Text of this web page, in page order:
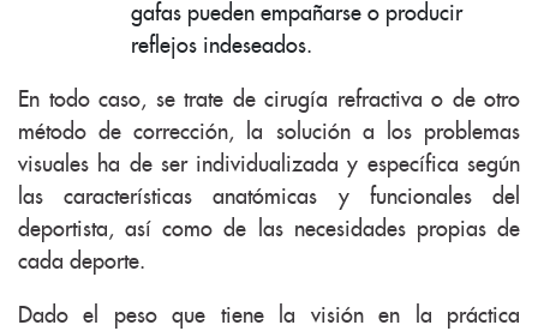
gafas pueden empañarse o producir
reflejos indeseados.
En todo caso, se trate de cirugía refractiva o de otro
método de corrección, la solución a los problemas
visuales ha de ser individualizada y específica según
las características anatómicas y funcionales del
deportista, así como de las necesidades propias de
cada deporte.
Dado el peso que tiene la visión en la práctica